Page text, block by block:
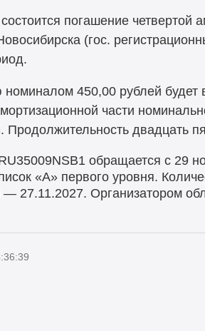
погашение четвертой
(гос.
450,00 рублей будет
части
Продолжительность двадцать
обращается с 29
«А» первого уровня.
— 27.11.2027. Организатором